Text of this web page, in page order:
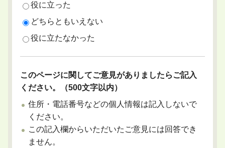
役に立った
どちらともいえない
役に立たなかった
このページに関してご意見がありましたらご記入
ください。（500文字以内）
住所・電話番号などの個人情報は記入しないで
ください。
この記入欄からいただいたご意見には回答でき
ません。